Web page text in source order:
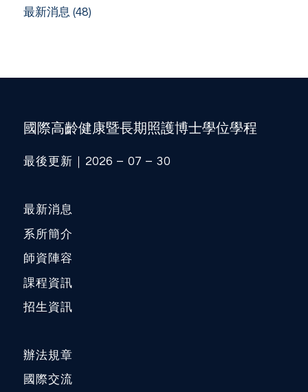
最新消息 (48)
國際高齡健康暨長期照護博士學位學程
最後更新｜2026 – 07 – 30
最新消息
系所簡介
師資陣容
課程資訊
招生資訊
辦法規章
國際交流